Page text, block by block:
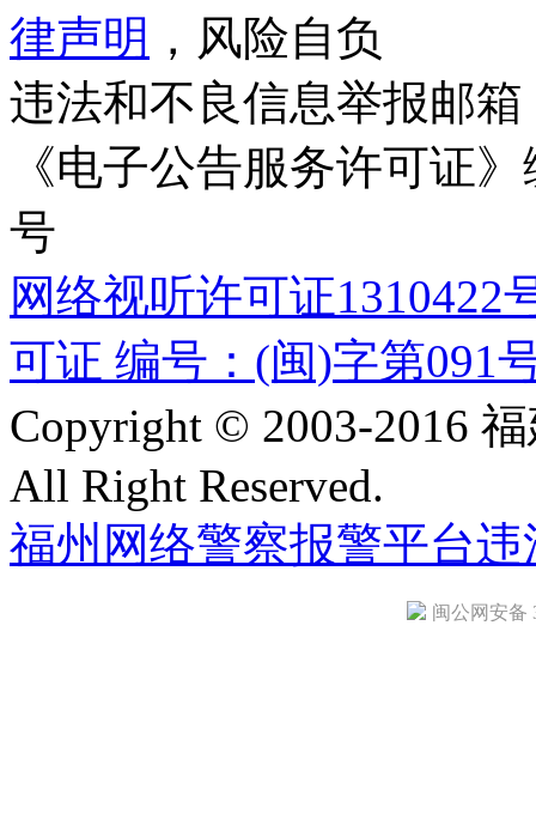
律声明 ，风险自负
违法和不良信息举报邮箱
《电子公告服务许可证
号
网络视听许可证1310422
可证 编号：(闽)字第091
Copyright © 2003-2016
All Right Reserved.
福州网络警察报警平台违
闽公网安备